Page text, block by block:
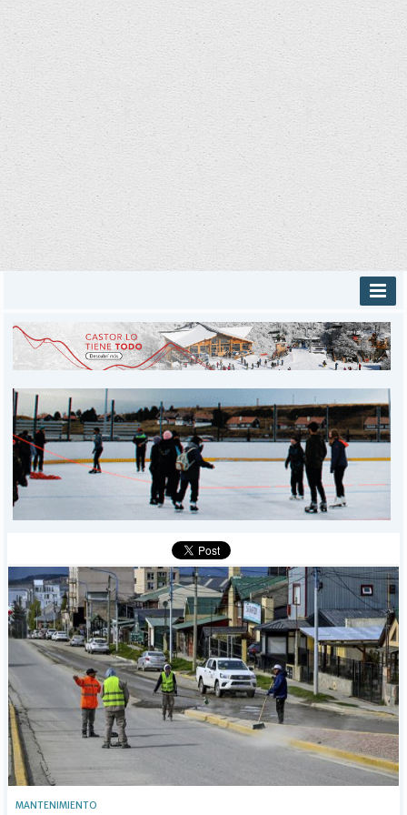
INICIO
PROVINCIALES
DEPORTES
POLICIALES
I-DIARIO
MÁS
BÚSQUEDA
MANTENIMIENTO